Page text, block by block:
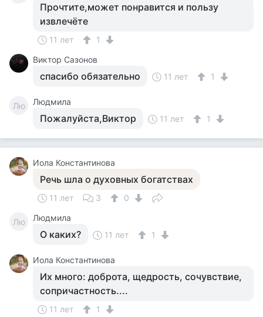
Прочтите,может понравится и пользу
извлечёте
11 лет
1
Виктор Сазонов
спасибо обязательно 11 лет 1
Лю Людмила
Пожалуйста,Виктор 11 лет 1
Иола Константинова
Речь шла о духовных богатствах
11 лет 3 0
Лю Людмила
О каких? 11 лет 1
Иола Константинова
Их много: доброта, щедрость, сочувствие,
сопричастность....
11 лет 1